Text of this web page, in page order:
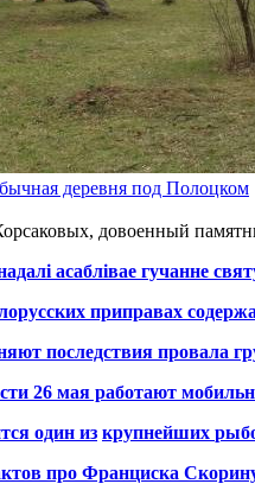
деревня под Полоцком
довоенный
асаблівае гучанне
приправах
последствия провала
26 мая работают
один из крупнейших
про Франциска